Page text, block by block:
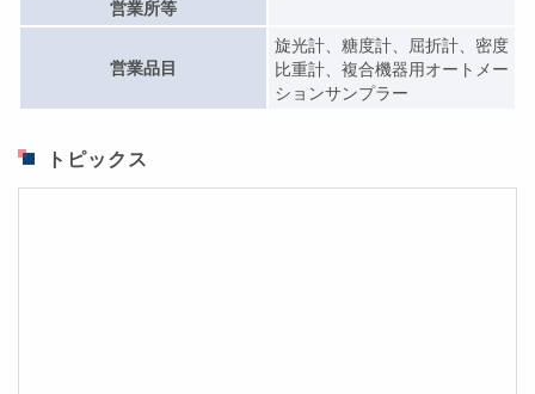
営業所等
営業品目
旋光計、糖度計、屈折計、密度
比重計、複合機器用オートメー
ションサンプラー
トピックス